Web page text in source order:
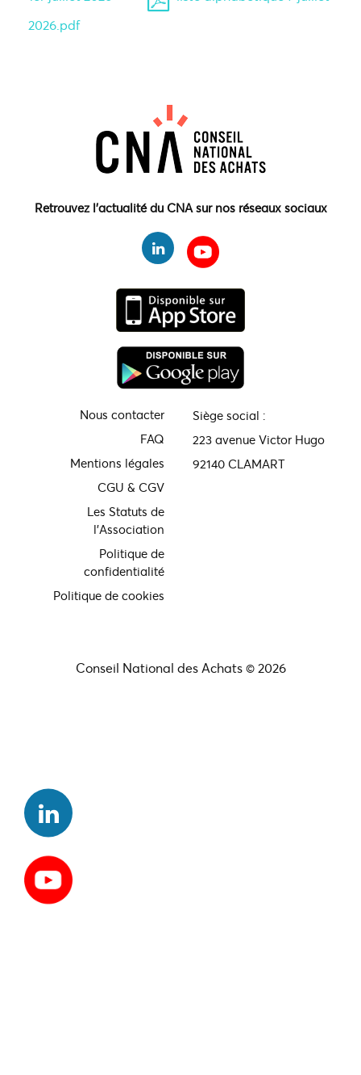
2026.pdf
Retrouvez l'actualité du CNA sur nos réseaux sociaux
Nous contacter
FAQ
Mentions légales
CGU & CGV
Les Statuts de
l'Association
Politique de
confidentialité
Politique de cookies
Siège social :
223 avenue Victor Hugo
92140 CLAMART
Conseil National des Achats © 2026